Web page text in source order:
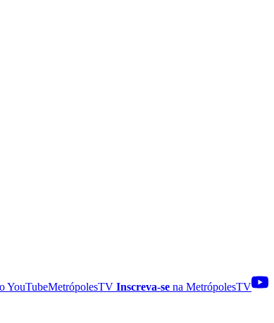
YouTubeMetrópolesTV Inscreva-se na MetrópolesTV